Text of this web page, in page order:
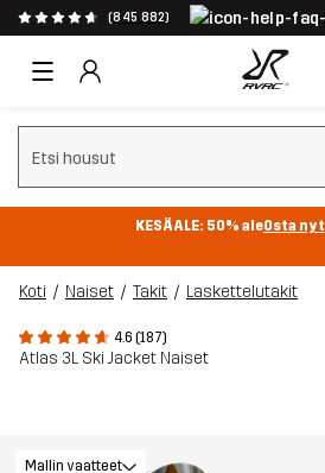
(845 882)
Tyhjennä haku
KESÄALE: 50% aleOsta nyt
Koti Naiset Takit Laskettelutakit
4.6 (187)
Atlas 3L Ski Jacket Naiset
Mallin vaatteet